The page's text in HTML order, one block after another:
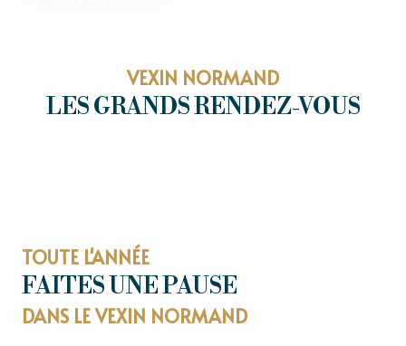
VEXIN NORMAND
LES GRANDS RENDEZ-VOUS
TOUTE L'ANNÉE
FAITES UNE PAUSE
DANS LE VEXIN NORMAND